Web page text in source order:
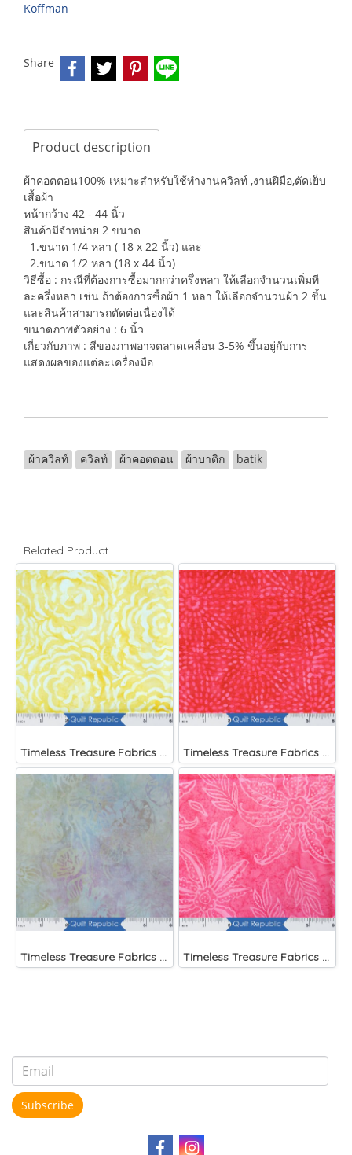
Koffman
Share
Product description
ผ้าคอตตอน100% เหมาะสำหรับใช้ทำงานควิลท์ ,งานฝีมือ,ตัดเย็บ
เสื้อผ้า
หน้ากว้าง 42 - 44 นิ้ว
สินค้ามีจำหน่าย 2 ขนาด
1.ขนาด 1/4 หลา ( 18 x 22 นิ้ว) และ
2.ขนาด 1/2 หลา (18 x 44 นิ้ว)
วิธีซื้อ : กรณีที่ต้องการซื้อมากกว่าครึ่งหลา ให้เลือกจำนวนเพิ่มที
ละครึ่งหลา เช่น ถ้าต้องการซื้อผ้า 1 หลา ให้เลือกจำนวนผ้า 2 ชิ้น
และสินค้าสามารถตัดต่อเนื่องได้
ขนาดภาพตัวอย่าง : 6 นิ้ว
เกี่ยวกับภาพ : สีของภาพอาจตลาดเคลื่อน 3-5% ขึ้นอยู่กับการ
แสดงผลของแต่ละเครื่องมือ
ผ้าควิลท์ ควิลท์ ผ้าคอตตอน ผ้าบาติก batik
Related Product
Timeless Treasure Fabrics Tonga Batiks Splash Brightside Large Roses Sun Timeless Treasure Fabrics Tonga Batiks Liberty Fireworks Stripes
Timeless Treasure Fabrics Tonga Batiks Mariposa Celular Tropical Flowers Mist) Timeless Treasure Fabrics Tonga Batiks Splash Brightside Pink Scalloped Flower
Subscribe